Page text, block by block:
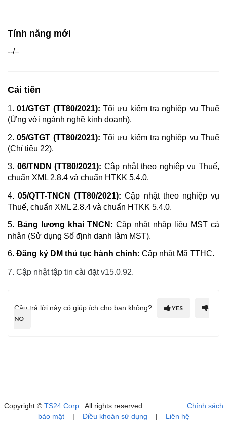
Tính năng mới
--/–
Cải tiến
1.01/GTGT (TT80/2021): Tối ưu kiểm tra nghiệp vụ Thuế
(Ứng với ngành nghề kinh doanh).
2.05/GTGT (TT80/2021): Tối ưu kiểm tra nghiệp vụ Thuế
(Chỉ tiêu 22).
3. 06/TNDN (TT80/2021): Cập nhật theo nghiệp vụ Thuế,
chuẩn XML 2.8.4 và chuẩn HTKK 5.4.0.
4.05/QTT-TNCN (TT80/2021): Cập nhật theo nghiệp vụ
Thuế, chuẩn XML 2.8.4 và chuẩn HTKK 5.4.0.
5. Bảng lương khai TNCN: Cập nhật nhập liệu MST cá
nhân (Sử dụng Số định danh làm MST).
6. Đăng ký DM thủ tục hành chính: Cập nhật Mã TTHC.
7. Cập nhật tập tin cài đặt v15.0.92.
Câu trả lời này có giúp ích cho bạn không?
YES
NO
Copyright © TS24 Corp . All rights reserved. Chính sách
bảo mật| Điều khoản sử dụng | Liên hệ